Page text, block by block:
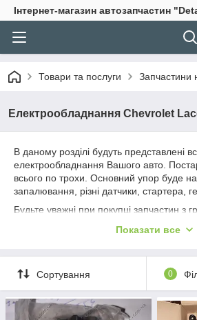
Інтернет-магазин автозапчастин
Товари та послуги Запчастини
Електрообладнання Chevrolet
В даному розділі будуть представлені
електрообладнання Вашого авто.
всього по трохи. Основний упор буде на
запалювання, різні датчики, стартера,
Будьте уважні при покупці запчастин з
Так само звертайте увагу на
стосується датчиків).
уточнити наявність по телефону.
Показати все
Сортування 0